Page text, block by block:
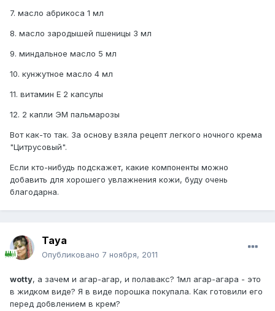
7. масло абрикоса 1 мл
8. масло зародышей пшеницы 3 мл
9. миндальное масло 5 мл
10. кунжутное масло 4 мл
11. витамин Е 2 капсулы
12. 2 капли ЭМ пальмарозы
Вот как-то так. За основу взяла рецепт легкого ночного крема
"Цитрусовый".
Если кто-нибудь подскажет, какие компоненты можно
добавить для хорошего увлажнения кожи, буду очень
благодарна.
Taya
Опубликовано 7 ноября, 2011
wotty, а зачем и агар-агар, и полавакс? 1мл агар-агара - это
в жидком виде? Я в виде порошка покупала. Как готовили его
перед добвлением в крем?